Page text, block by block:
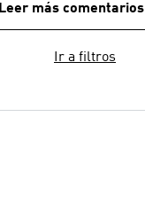
Leer más comentarios
Ir a filtros